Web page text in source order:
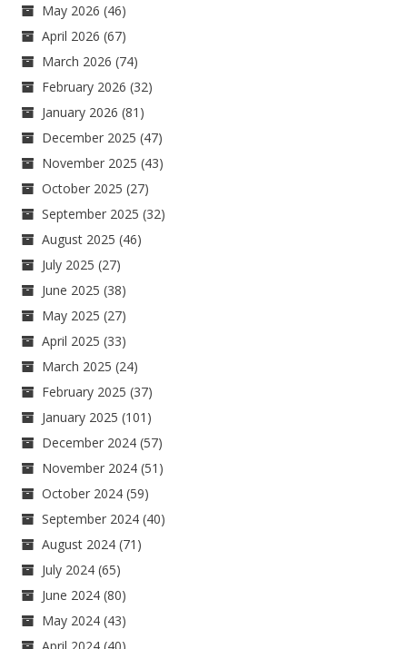
May 2026 (46)
April 2026 (67)
March 2026 (74)
February 2026 (32)
January 2026 (81)
December 2025 (47)
November 2025 (43)
October 2025 (27)
September 2025 (32)
August 2025 (46)
July 2025 (27)
June 2025 (38)
May 2025 (27)
April 2025 (33)
March 2025 (24)
February 2025 (37)
January 2025 (101)
December 2024 (57)
November 2024 (51)
October 2024 (59)
September 2024 (40)
August 2024 (71)
July 2024 (65)
June 2024 (80)
May 2024 (43)
April 2024 (40)